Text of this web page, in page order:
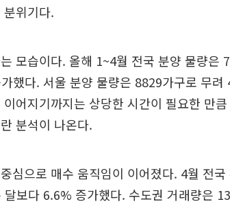
위기다.
모습이다. 올해 1~4월 전국 분양 물량은
했다. 서울 분양 물량은 8829가구로 무
어지기까지는 상당한 시간이 필요한 만
분석이 나온다.
심으로 매수 움직임이 이어졌다. 4월 전
보다 6.6% 증가했다. 수도권 거래량은